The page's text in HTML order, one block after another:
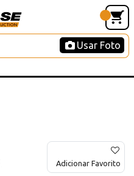
Usar Foto
Adicionar Favorito